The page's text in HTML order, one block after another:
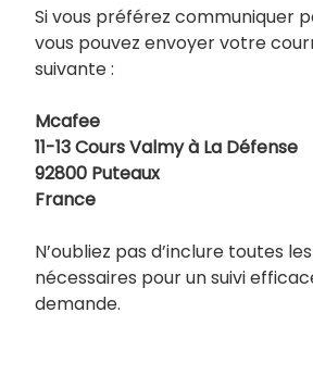
Si vous préférez communiquer
vous pouvez envoyer votre
suivante :
Mcafee
11-13 Cours Valmy à La Défense
92800 Puteaux
France
N’oubliez pas d’inclure toutes
nécessaires pour un suivi
demande.